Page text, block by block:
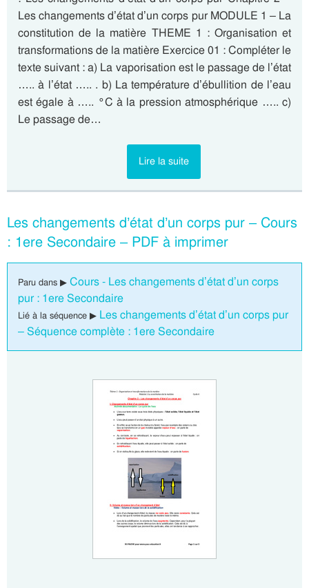
Les changements d’état d’un corps pur MODULE 1 – La
constitution de la matière THEME 1 : Organisation et
transformations de la matière Exercice 01 : Compléter le
texte suivant : a) La vaporisation est le passage de l’état
….. à l’état ….. . b) La température d’ébullition de l’eau
est égale à ….. °C à la pression atmosphérique ….. c)
Le passage de…
Lire la suite
Les changements d’état d’un corps pur – Cours
: 1ere Secondaire – PDF à imprimer
Paru dans ▶ Cours - Les changements d’état d’un corps
pur : 1ere Secondaire
Lié à la séquence ▶ Les changements d’état d’un corps pur
– Séquence complète : 1ere Secondaire